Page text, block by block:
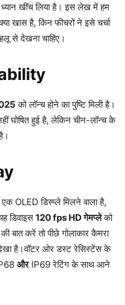
खींच लिया है। इस लेख में हम
खास है, किन फीचरों ने इसे चर्चा
से देखना चाहिए।
को लॉन्च होने का पुष्टि मिली है।
घोषित हुई है, लेकिन चीन-लॉन्च के
OLED डिस्प्ले मिलने वाला है,
डिवाइस120 fps HD गेमप्लेको
बात करें तो पीछे गोलाकार कैमरा
है।वॉटर ओर डस्ट रेसिस्टेंस के
औरIP69 रेटिंग के साथ आने